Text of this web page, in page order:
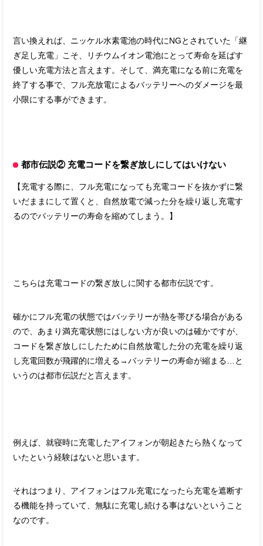
言い換えれば、ニッケル水素電池の時代にNGとされていた「継
ぎ足し充電」こそ、リチウムイオン電池にとって寿命を延ばす
優しい充電方法と言えます。そして、満充電になる前に充電を
終了する事で、フル充放電によるバッテリーへのダメージを最
小限にする事ができます。
都市伝説② 充電コードを繋ぎ放しにしてはいけない
【充電する際に、フル充電になっても充電コードを抜かずに繋
いだままにして置くと、自然放電で減った分を繰り返し充電す
るのでバッテリーの寿命を縮めてしまう。】
こちらは充電コードの繋ぎ放しに関する都市伝説です。
確かにフル充電の状態ではバッテリーが熱を帯びる場合がある
ので、あまり満充電状態にはしない方が良いのは確かですが、
コードを繋ぎ放しにしたために自然放電した分の充電を繰り返
し充電回数が飛躍的に増える→バッテリーの寿命が縮まる…と
いうのは都市伝説だと言えます。
例えば、就寝時に充電したアイフォンが朝起きたら熱くなって
いたという経験はないと思います。
それはつまり、アイフォンはフル充電になったら充電を遮断す
る機能を持っていて、無駄に充電し続ける事はないということ
なのです。